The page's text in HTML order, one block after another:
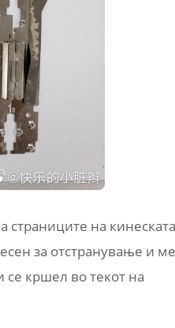
страниците на кинеската
за отстранување и
се кршел во текот на